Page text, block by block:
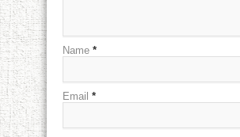
Name *
Email *